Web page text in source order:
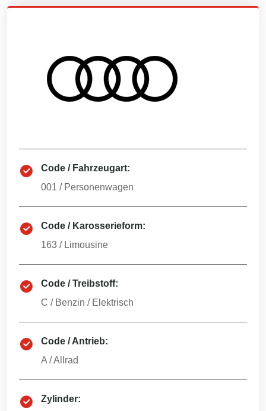
Code / Fahrzeugart:
001 / Personenwagen
Code / Karosserieform:
163 / Limousine
Code / Treibstoff:
C / Benzin / Elektrisch
Code / Antrieb:
A /Allrad
Zylinder: